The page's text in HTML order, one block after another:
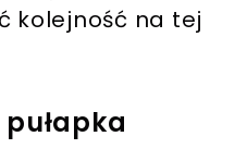
kolejność na tej